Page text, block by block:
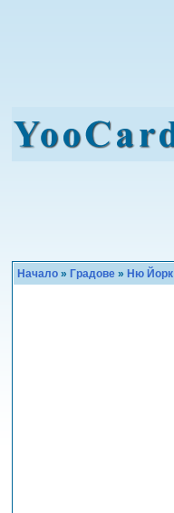
Начало » Градове » Ню Йорк